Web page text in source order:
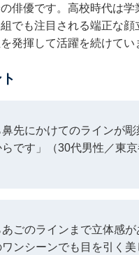
俳優です。高校時代は
でも注目される端正な
発揮して活躍を続けてい
鼻先にかけてのラインが
です」（30代男性／東京
あごのラインまで立体感
ンシーンでも目を引く